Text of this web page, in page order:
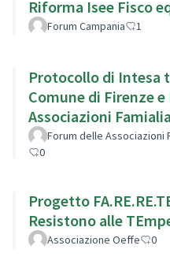
Riforma Isee Fisco
Forum Campania 1
Protocollo di Intesa
Comune di Firenze
Associazioni
Forum delle Associazioni
0
Progetto FA.RE.RE.TE Famiglie
Resistono alle
Associazione Oeffe 0